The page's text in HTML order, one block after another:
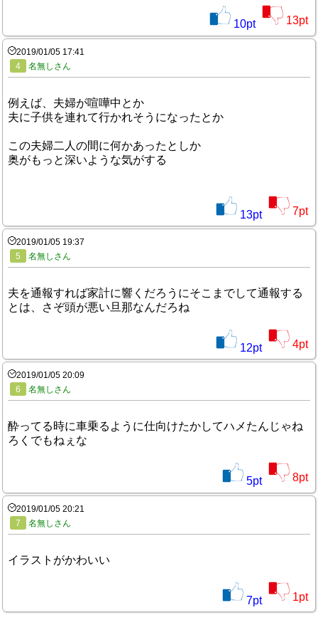
10pt 13pt
2019/01/05 17:41
4
名無しさん
例えば、夫婦が喧嘩中とか
夫に子供を連れて行かれそうになったとか
この夫婦二人の間に何かあったとしか
奥がもっと深いような気がする
13pt 7pt
2019/01/05 19:37
5
名無しさん
夫を通報すれば家計に響くだろうにそこまでして通報する
とは、さぞ頭が悪い旦那なんだろね
12pt 4pt
2019/01/05 20:09
6
名無しさん
酔ってる時に車乗るように仕向けたかしてハメたんじゃね
ろくでもねぇな
5pt 8pt
2019/01/05 20:21
7
名無しさん
イラストがかわいい
7pt 1pt